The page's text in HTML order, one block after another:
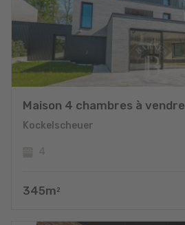
Maison 4 chambres à vendre
Kockelscheuer
345m 2